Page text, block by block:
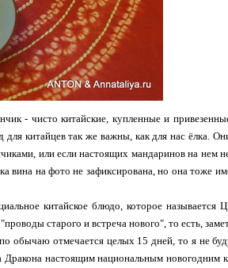
- чисто китайские, купленные и
китайцев так же важны, как для нас ёлка.
или если настоящих мандаринов на нем
на фото не зафиксирована, но она тоже
китайское блюдо, которое называется
старого и встреча нового", то есть,
обычаю отмечается целых 15 дней, то я не
Дракона настоящим национальным новогодним